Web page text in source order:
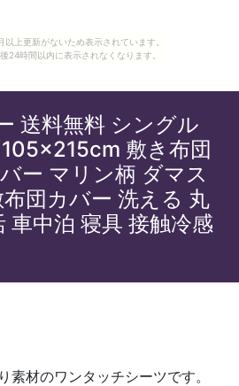
上更新がないため表示されています。
24時間以内に表示されなくなります。
送料無料 シングル
敷き布団
ー マリン柄 ダマス
団カバー 洗える 丸
車中泊 寝具 接触冷感
材のワンタッチシーツです。